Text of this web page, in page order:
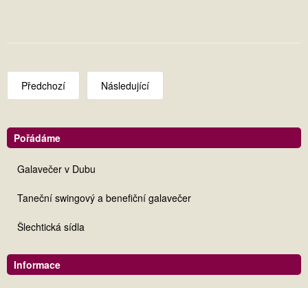
Předchozí Následující
Pořádáme
Galavečer v Dubu
Taneční swingový a benefiční galavečer
Šlechtická sídla
Informace